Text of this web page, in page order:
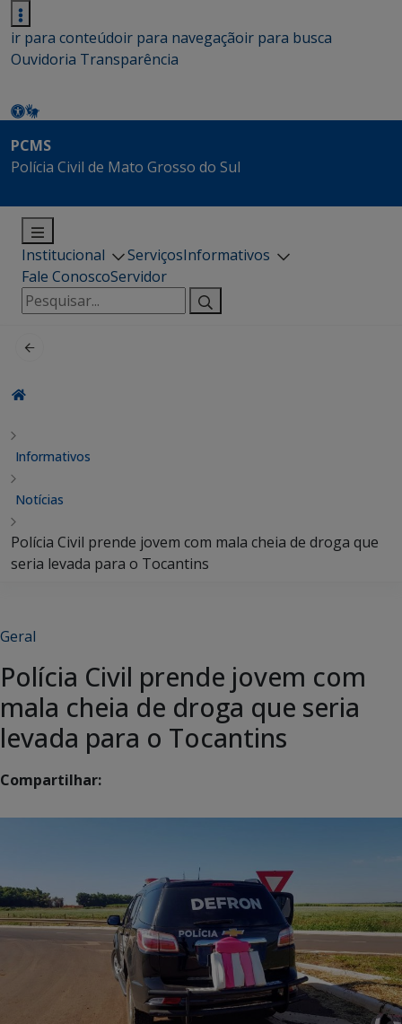
ir para conteúdoir para navegaçãoir para busca
Ouvidoria Transparência
PCMS
Polícia Civil de Mato Grosso do Sul
Institucional ServiçosInformativos
Fale ConoscoServidor
Pesquisar
por:
Informativos
Notícias
Polícia Civil prende jovem com mala cheia de droga que
seria levada para o Tocantins
Geral
Polícia Civil prende jovem com
mala cheia de droga que seria
levada para o Tocantins
Compartilhar: